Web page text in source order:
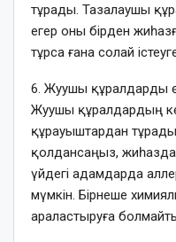
тұрады. Тазалаушы
егер оны бірден
тұрса ғана солай
6. Жуушы құралдарды
Жуушы құралдардың
құрауыштардан
қолдансаңыз,
үйдегі адамдарда
мүмкін. Бірнеше
араластыруға